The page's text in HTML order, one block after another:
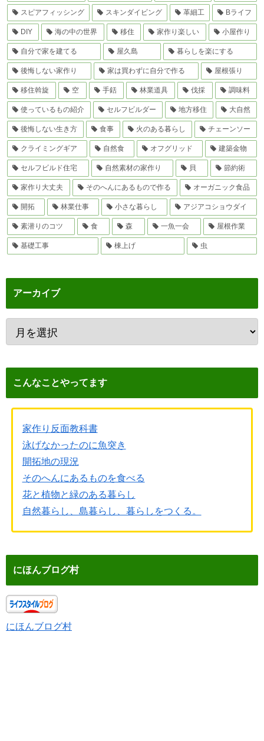
スピアフィッシング スキンダイビング 革細工 Bライフ
DIY 海の中の世界 移住 家作り楽しい 小屋作り
自分で家を建てる 屋久島 暮らしを楽にする
後悔しない家作り 家は買わずに自分で作る 屋根張り
移住斡旋 空 手銛 林業道具 伐採 調味料
使っているもの紹介 セルフビルダー 地方移住 大自然
後悔しない生き方 食事 火のある暮らし チェーンソー
クライミングギア 自然食 オフグリッド 建築金物
セルフビルド住宅 自然素材の家作り 貝 節約術
家作り大丈夫 そのへんにあるもので作る オーガニック食品
開拓 林業仕事 小さな暮らし アジアコショウダイ
素潜りのコツ 食 森 一魚一会 屋根作業
基礎工事 棟上げ 虫
アーカイブ
こんなことやってます
家作り反面教科書
泳げなかったのに魚突き
開拓地の現況
そのへんにあるものを食べる
花と植物と緑のある暮らし
自然暮らし、島暮らし、暮らしをつくる。
にほんブログ村
にほんブログ村